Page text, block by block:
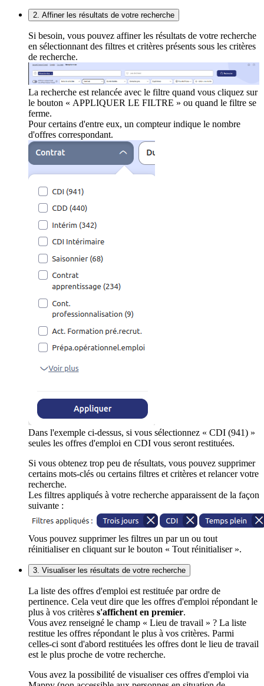
2. Affiner les résultats de votre recherche
Si besoin, vous pouvez affiner les résultats de votre recherche
en sélectionnant des filtres et critères présents sous les critères
de recherche.
La recherche est relancée avec le filtre quand vous cliquez sur
le bouton « APPLIQUER LE FILTRE » ou quand le filtre se
ferme.
Pour certains d'entre eux, un compteur indique le nombre
d'offres correspondant.
Dans l'exemple ci-dessus, si vous sélectionnez « CDI (941) »
seules les offres d'emploi en CDI vous seront restituées.
Si vous obtenez trop peu de résultats, vous pouvez supprimer
certains mots-clés ou certains filtres et critères et relancer votre
recherche.
Les filtres appliqués à votre recherche apparaissent de la façon
suivante :
Vous pouvez supprimer les filtres un par un ou tout
réinitialiser en cliquant sur le bouton « Tout réinitialiser ».
3. Visualiser les résultats de votre recherche
La liste des offres d'emploi est restituée par ordre de
pertinence. Cela veut dire que les offres d'emploi répondant le
plus à vos critères s'affichent en premier.
Vous avez renseigné le champ « Lieu de travail » ? La liste
restitue les offres répondant le plus à vos critères. Parmi
celles-ci sont d'abord restituées les offres dont le lieu de travail
est le plus proche de votre recherche.
Vous avez la possibilité de visualiser ces offres d'emploi via